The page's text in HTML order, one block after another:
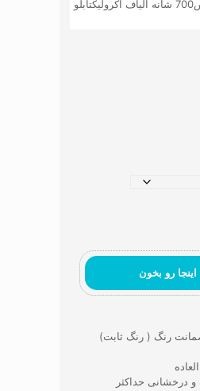
700 شانه الیاف اکرولیک
تابلو
رو بخون
رنگ ( رنگ ثابت)
و درخشانی حداکثر